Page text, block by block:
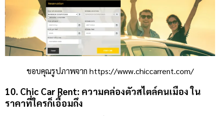
ขอบคุณรูปภาพจาก https://www.chiccarrent.com/
10. Chic Car Rent: ความคล่องตัวสไตล์คนเมือง ใน
ราคาที่ใครก็เอื้อมถึง